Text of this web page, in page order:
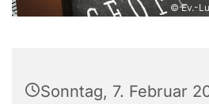
© Ev.-
Sonntag, 7. Februar